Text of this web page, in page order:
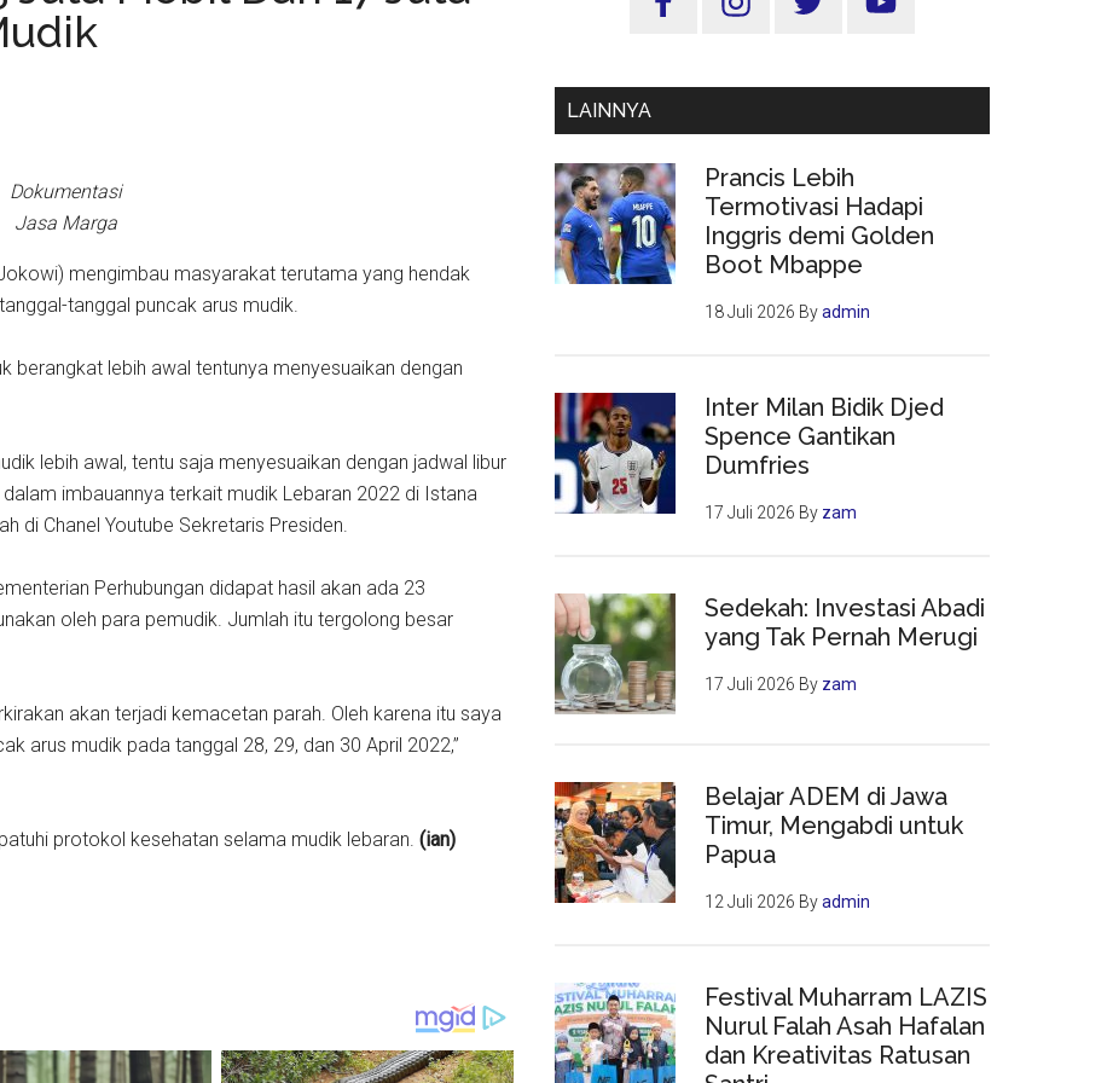
Dokumentasi
Jasa Marga
mengimbau masyarakat terutama yang hendak
tanggal puncak arus mudik.
berangkat lebih awal tentunya menyesuaikan dengan
lebih awal, tentu saja menyesuaikan dengan jadwal libur
imbauannya terkait mudik Lebaran 2022 di Istana
di Chanel Youtube Sekretaris Presiden.
Perhubungan didapat hasil akan ada 23
oleh para pemudik. Jumlah itu tergolong besar
akan terjadi kemacetan parah. Oleh karena itu saya
arus mudik pada tanggal 28, 29, dan 30 April 2022,”
protokol kesehatan selama mudik lebaran. (ian)
Utama
LAINNYA
Prancis Lebih
Termotivasi Hadapi
Inggris demi Golden
Boot Mbappe
18 Juli 2026 Byadmin
Inter Milan Bidik Djed
Spence Gantikan
Dumfries
17 Juli 2026 By zam
Sedekah: Investasi Abadi
yang Tak Pernah Merugi
17 Juli 2026 By zam
Belajar ADEM di Jawa
Timur, Mengabdi untuk
Papua
12 Juli 2026 Byadmin
Festival Muharram LAZIS
Nurul Falah Asah Hafalan
dan Kreativitas Ratusan